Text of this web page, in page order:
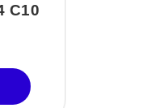
С10